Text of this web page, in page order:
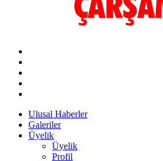
Ulusal Haberler
Galeriler
Üyelik
Üyelik
Profil